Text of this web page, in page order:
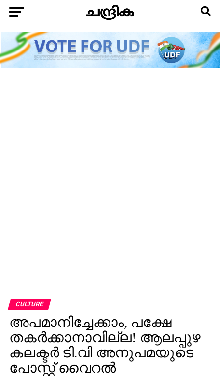
CULTURE
അപമാനിച്ചേക്കാം, പക്ഷേ
തകര്‍ക്കാനാവില്ല! ആലപ്പുഴ
കലക്ടര്‍ ടി.വി അനുപമയുടെ
പോസ്റ്റ് വൈറല്‍